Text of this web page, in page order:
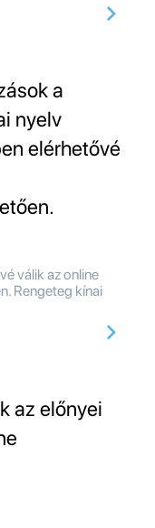
a
nyelv
elérhetővé
válik az online
Rengeteg kínai
az előnyei